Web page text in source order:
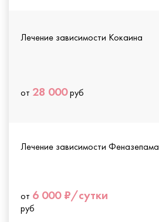
Лечение зависимости Кокаина
от 28 000руб
Лечение зависимости Феназепама
от 6 000 ₽/сутки
руб